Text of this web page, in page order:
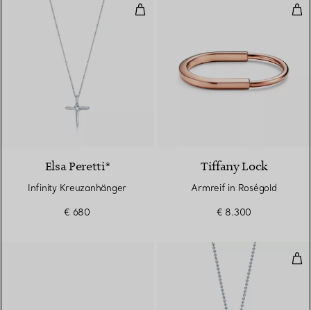
Infinity Kreuzanhänger
Elsa Peretti®
Infinity Kreuzanhänger
€ 680
Tiffany Lock
Armreif in Roségold
€ 8.300